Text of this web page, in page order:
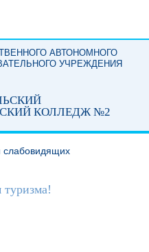
АВТОНОМНОГО
УЧРЕЖДЕНИЯ
КОЛЛЕДЖ №2
слабовидящих